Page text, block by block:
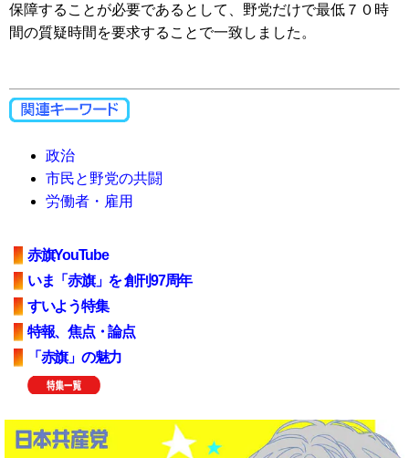
保障することが必要であるとして、野党だけで最低７０時
間の質疑時間を要求することで一致しました。
政治
市民と野党の共闘
労働者・雇用
赤旗YouTube
いま「赤旗」を 創刊97周年
すいよう特集
特報、焦点・論点
「赤旗」の魅力